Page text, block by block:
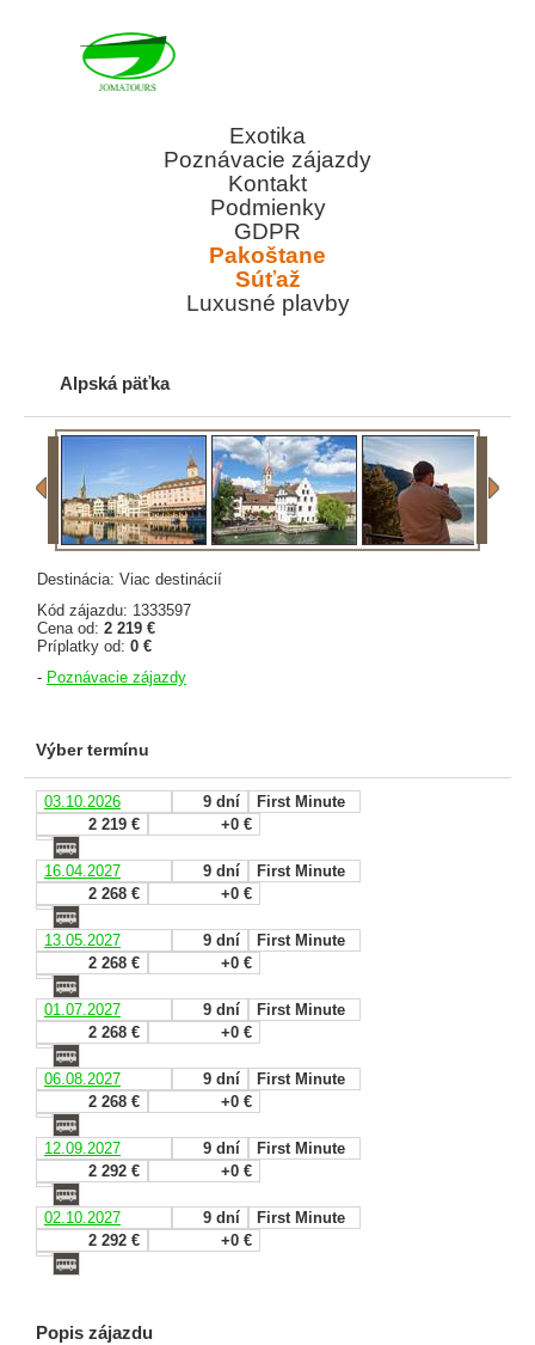
Exotika
Poznávacie zájazdy
Kontakt
Podmienky
GDPR
Pakoštane
Súťaž
Luxusné plavby
Alpská päťka
Destinácia: Viac destinácií
Kód zájazdu: 1333597
Cena od: 2 219 €
Príplatky od: 0 €
- Poznávacie zájazdy
Výber termínu
03.10.2026 9 dní
First Minute
2 219 €
+0 €
16.04.2027 9 dní
First Minute
2 268 €
+0 €
13.05.2027 9 dní
First Minute
2 268 €
+0 €
01.07.2027 9 dní
First Minute
2 268 €
+0 €
06.08.2027 9 dní
First Minute
2 268 €
+0 €
12.09.2027 9 dní
First Minute
2 292 €
+0 €
02.10.2027 9 dní
First Minute
2 292 €
+0 €
Popis zájazdu